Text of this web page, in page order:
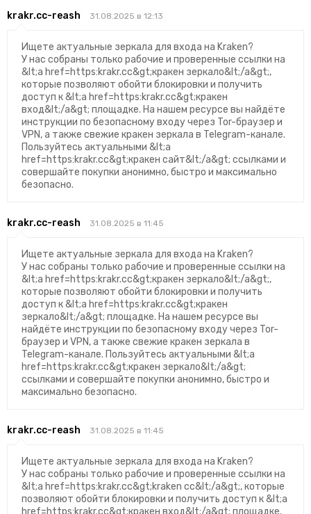
krakr.cc-reash 31.08.2025 в 12:13
Ищете актуальные зеркала для входа на Kraken?
У нас собраны только рабочие и проверенные ссылки на
&lt;a href=https:krakr.cc&gt;кракен зеркало&lt;/a&gt;,
которые позволяют обойти блокировки и получить
доступ к &lt;a href=https:krakr.cc&gt;кракен
вход&lt;/a&gt; площадке. На нашем ресурсе вы найдёте
инструкции по безопасному входу через Tor-браузер и
VPN, а также свежие кракен зеркала в Telegram-канале.
Пользуйтесь актуальными &lt;a
href=https:krakr.cc&gt;кракен сайт&lt;/a&gt; ссылками и
совершайте покупки анонимно, быстро и максимально
безопасно.
krakr.cc-reash 31.08.2025 в 11:45
Ищете актуальные зеркала для входа на Kraken?
У нас собраны только рабочие и проверенные ссылки на
&lt;a href=https:krakr.cc&gt;кракен зеркало&lt;/a&gt;,
которые позволяют обойти блокировки и получить
доступ к &lt;a href=https:krakr.cc&gt;кракен
зеркало&lt;/a&gt; площадке. На нашем ресурсе вы
найдёте инструкции по безопасному входу через Tor-
браузер и VPN, а также свежие кракен зеркала в
Telegram-канале. Пользуйтесь актуальными &lt;a
href=https:krakr.cc&gt;кракен зеркало&lt;/a&gt;
ссылками и совершайте покупки анонимно, быстро и
максимально безопасно.
krakr.cc-reash 31.08.2025 в 11:45
Ищете актуальные зеркала для входа на Kraken?
У нас собраны только рабочие и проверенные ссылки на
&lt;a href=https:krakr.cc&gt;kraken cc&lt;/a&gt;, которые
позволяют обойти блокировки и получить доступ к &lt;a